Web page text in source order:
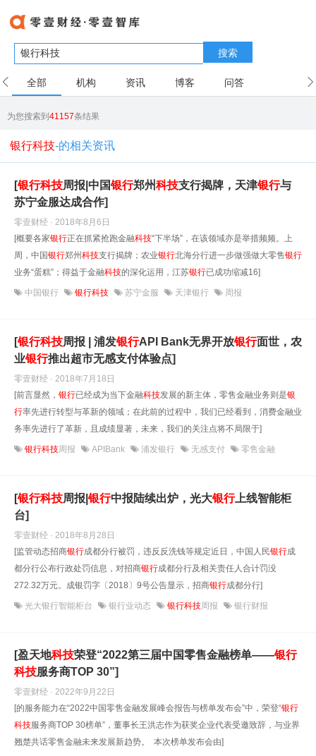
搜索
全部 机构 资讯 博客 问答
为您搜索到41157条结果
银行科技-的相关资讯
[银行科技周报|中国银行郑州科技支行揭牌，天津银行与
苏宁金服达成合作]
零壹财经 · 2018年8月6日
[概要各家银行正在抓紧抢跑金融科技“下半场”，在该领域亦是举措频频。上
周，中国银行郑州 科技支行揭牌；农业银行北海分行进一步做强做大零售银行
业务“蛋糕”；得益于金融科技的深化运用，江苏银行已成功缩减16]
中国银行 银行科技 苏宁金服 天津银行 周报
[银行科技周报 | 浦发银行API Bank无界开放银行面世，农
业银行推出超市无感支付体验点]
零壹财经 · 2018年7月18日
[前言显然， 银行已经成为当下金融科技发展的新主体，零售金融业务则是银
行率先进行转型与革新的领域；在此前的过程中，我们已经看到，消费金融业
务率先进行了革新，且成绩显著，未来，我们的关注点将不局限于]
银行科技周报 APIBank 浦发银行 无感支付 零售金融
[银行科技周报| 银行中报陆续出炉，光大银行上线智能柜
台]
零壹财经 · 2018年8月28日
[监管动态招商银行成都分行被罚，违反反洗钱等规定近日，中国人民银行成
都分行公布行政处罚信息，对招商银行成都分行及相关责任人合计罚没
272.32万元。成银罚字〔2018〕9号公告显示，招商银行成都分行]
光大银行智能柜台 银行业动态 银行科技周报 银行财报
[盈天地科技荣登“2022第三届中国零售金融榜单——银行
科技服务商TOP 30”]
零壹财经 · 2022年9月22日
[的服务能力在“2022中国零售金融发展峰会报告与榜单发布会”中，荣登“银行
科技服务商TOP 30榜单”，董事长王洪志作为获奖企业代表受邀致辞，与业界
翘楚共话零售金融未来发展新趋势。 本次榜单发布会由]